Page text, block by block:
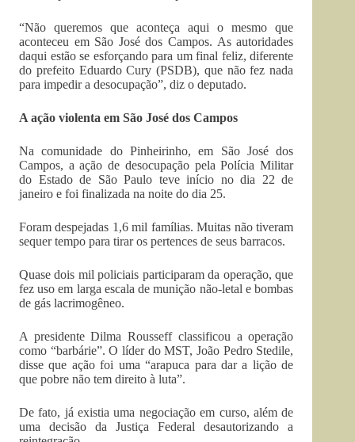
“Não queremos que aconteça aqui o mesmo que
aconteceu em São José dos Campos. As autoridades
daqui estão se esforçando para um final feliz, diferente
do prefeito Eduardo Cury (PSDB), que não fez nada
para impedir a desocupação”, diz o deputado.
A ação violenta em São José dos Campos
Na comunidade do Pinheirinho, em São José dos
Campos, a ação de desocupação pela Polícia Militar
do Estado de São Paulo teve início no dia 22 de
janeiro e foi finalizada na noite do dia 25.
Foram despejadas 1,6 mil famílias. Muitas não tiveram
sequer tempo para tirar os pertences de seus barracos.
Quase dois mil policiais participaram da operação, que
fez uso em larga escala de munição não-letal e bombas
de gás lacrimogêneo.
A presidente Dilma Rousseff classificou a operação
como “barbárie”. O líder do MST, João Pedro Stedile,
disse que ação foi uma “arapuca para dar a lição de
que pobre não tem direito à luta”.
De fato, já existia uma negociação em curso, além de
uma decisão da Justiça Federal desautorizando a